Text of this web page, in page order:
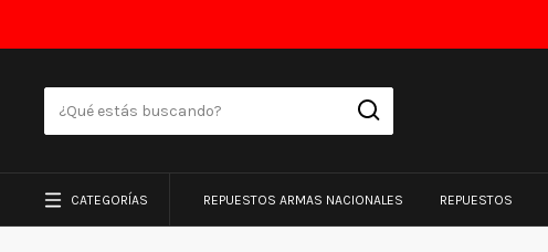
CATEGORÍAS REPUESTOS ARMAS NACIONALES REPUESTOS